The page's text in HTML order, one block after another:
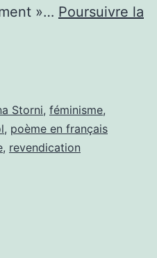
»… Poursuivre la
Storni, féminisme,
, poème en français
, revendication